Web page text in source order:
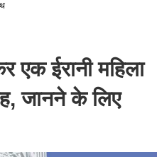
एक ईरानी महिला
जानने के लिए